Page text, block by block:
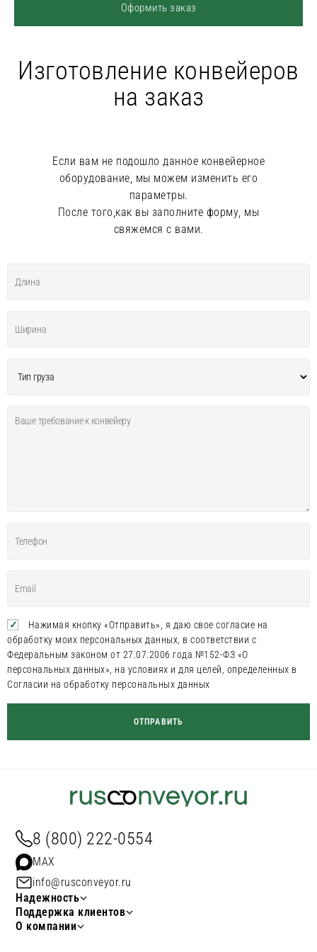
Оформить заказ
Изготовление конвейеров
на заказ
Если вам не подошло данное конвейерное
оборудование, мы можем изменить его
параметры.
После того,как вы заполните форму, мы
свяжемся с вами.
Нажимая кнопку «Отправить», я даю свое согласие на
обработку моих персональных данных, в соответствии с
Федеральным законом от 27.07.2006 года №152-ФЗ «О
персональных данных», на условиях и для целей, определенных в
Согласии на обработку персональных данных
8 (800) 222-0554
MAX
info@rusconveyor.ru
Надежность
Поддержка клиентов
О компании